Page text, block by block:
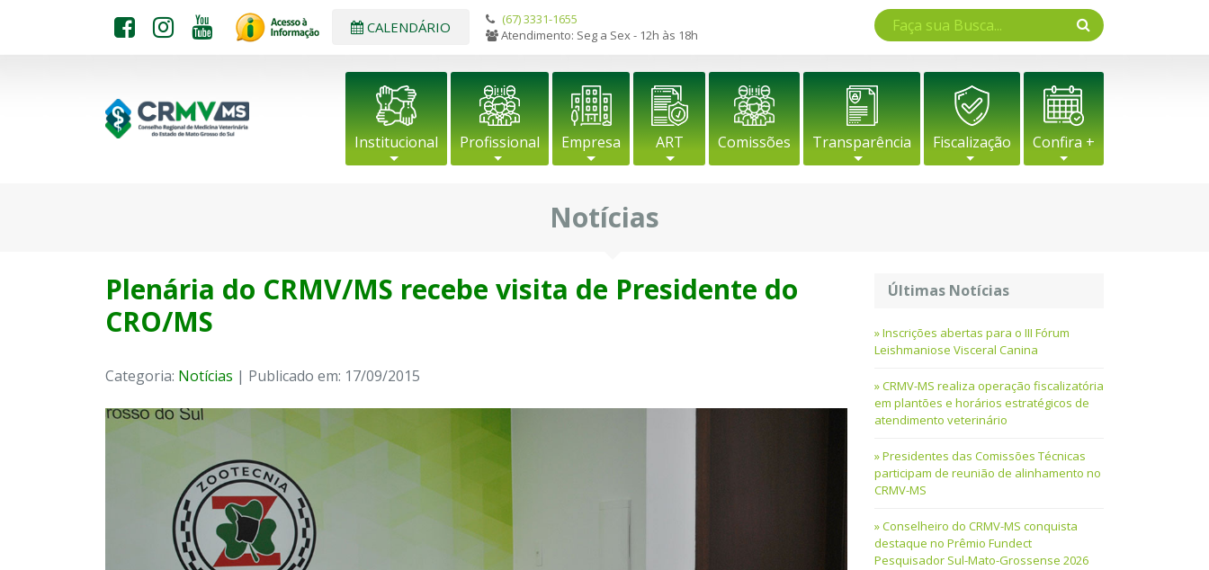
CALENDÁRIO
(67) 3331-1655
Atendimento: Seg a Sex - 12h às 18h
Institucional Profissional Empresa ART Comissões Transparência Fiscalização Confira +
Notícias
Plenária do CRMV/MS recebe visita de Presidente do
CRO/MS
Categoria: Notícias | Publicado em: 17/09/2015
Últimas Notícias
Inscrições abertas para o III Fórum
Leishmaniose Visceral Canina
CRMV-MS realiza operação fiscalizatória
em plantões e horários estratégicos de
atendimento veterinário
Presidentes das Comissões Técnicas
participam de reunião de alinhamento no
CRMV-MS
Conselheiro do CRMV-MS conquista
destaque no Prêmio Fundect
Pesquisador Sul-Mato-Grossense 2026